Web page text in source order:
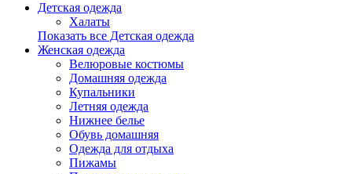
Детская одежда
Халаты
Показать все Детская одежда
Женская одежда
Велюровые костюмы
Домашняя одежда
Купальники
Летняя одежда
Нижнее белье
Обувь домашняя
Одежда для отдыха
Пижамы